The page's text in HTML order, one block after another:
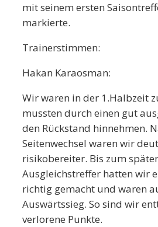
mit seinem ersten
markierte.
Trainerstimmen:
Hakan Karaosman:
Wir waren in der 1.Halbzeit
mussten durch einen gut
den Rückstand hinnehmen.
Seitenwechsel waren wir
risikobereiter. Bis zum
Ausgleichstreffer hatten wir
richtig gemacht und waren
Auswärtssieg. So sind wir
verlorene Punkte.